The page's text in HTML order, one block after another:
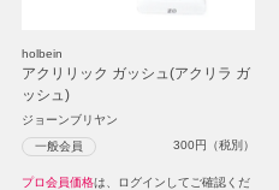
holbein
アクリリック ガッシュ(アクリラ ガ
ッシュ)
ジョーンブリヤン
一般会員 300円（税別）
プロ会員価格は、ログインしてご確認くだ